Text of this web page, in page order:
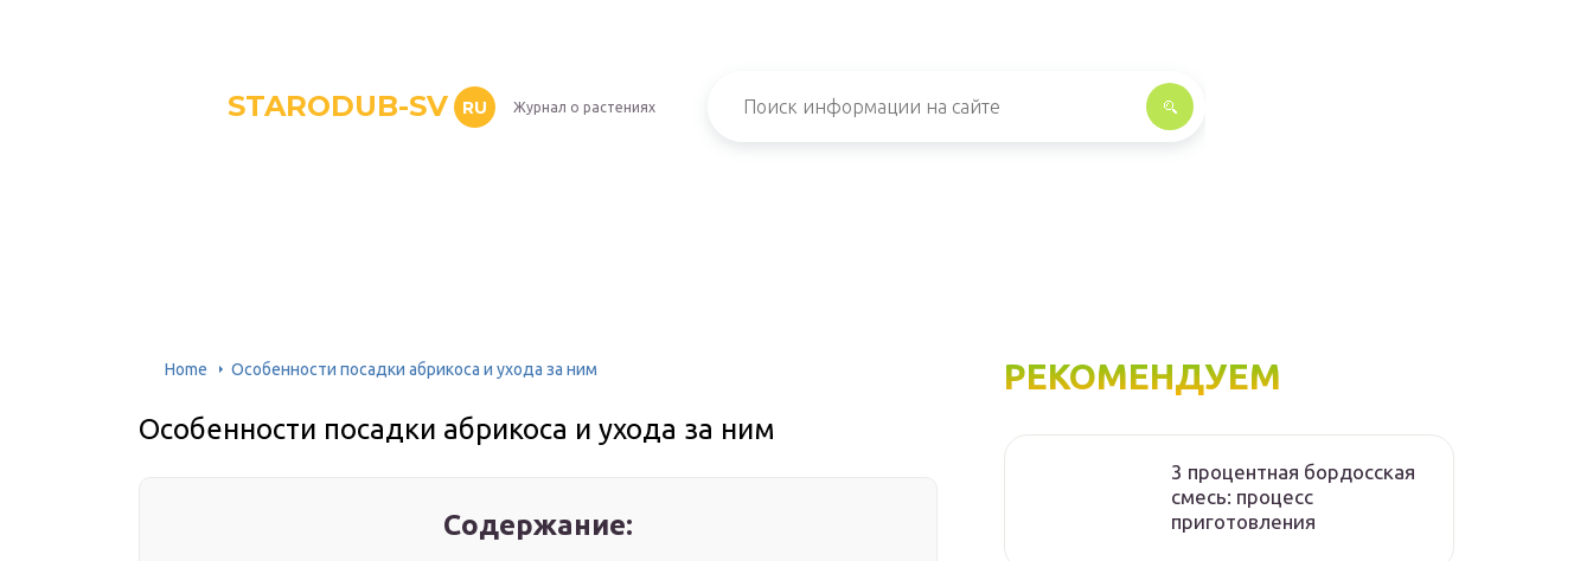
STARODUB-SV RU Журнал о растениях
Home Особенности посадки абрикоса и ухода за ним
Особенности посадки абрикоса и ухода за ним
Содержание:
РЕКОМЕНДУЕМ
3 процентная бордосская
смесь: процесс
приготовления